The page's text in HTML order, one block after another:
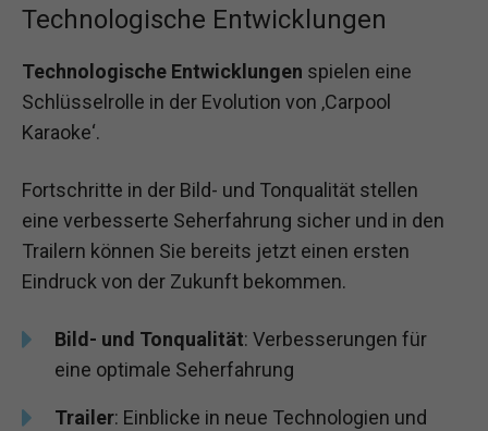
Technologische Entwicklungen
Technologische Entwicklungen spielen eine
Schlüsselrolle in der Evolution von ‚Carpool
Karaoke‘.
Fortschritte in der Bild- und Tonqualität stellen
eine verbesserte Seherfahrung sicher und in den
Trailern können Sie bereits jetzt einen ersten
Eindruck von der Zukunft bekommen.
Bild- und Tonqualität: Verbesserungen für
eine optimale Seherfahrung
Trailer: Einblicke in neue Technologien und